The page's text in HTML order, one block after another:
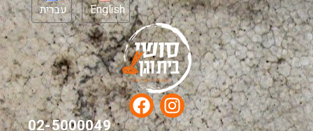
עברית English
02-5000049